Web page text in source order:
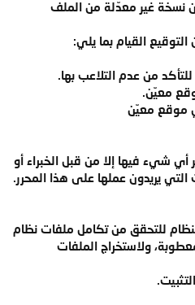
نسخة غير معدّلة من الملف
القيام بما يلي:
من عدم التلاعب بها.
معيّن.
موقع معيّن
أي شيء فيها إلا من قبل الخبراء أو
يريدون عملها على هذا المحرر.
للتحقق من تكامل ملفات نظام
ولاستخراج الملفات